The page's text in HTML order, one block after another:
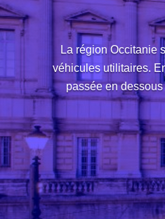
La région Occitanie
véhicules utilitaires.
passée en